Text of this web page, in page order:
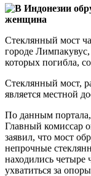
Стеклянный мост
городе
которых погибла,
Стеклянный мост,
является местной
По данным
Главный комиссар
заявил, что мост
непрочные
находились четыре
ухватиться за